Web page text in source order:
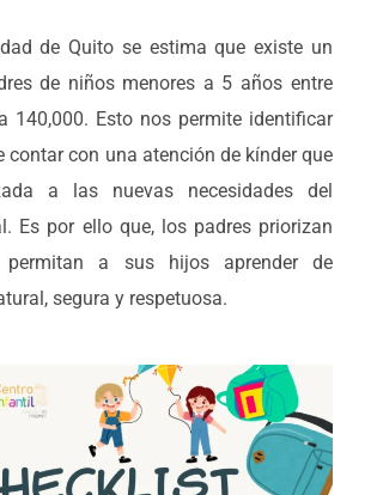
de Quito se estima que existe un
de niños menores a 5 años entre
140,000. Esto nos permite identificar
contar con una atención de kínder que
a las nuevas necesidades del
Es por ello que, los padres priorizan
permitan a sus hijos aprender de
segura y respetuosa.